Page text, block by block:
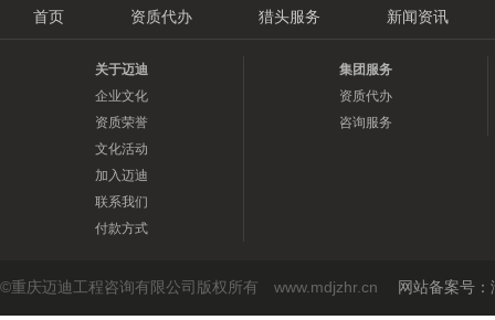
首页 资质代办 猎头服务 新闻资讯
关于迈迪
企业文化
资质荣誉
文化活动
加入迈迪
联系我们
付款方式
集团服务
资质代办
咨询服务
©重庆迈迪工程咨询有限公司版权所有 www.mdjzhr.cn 网站备案号